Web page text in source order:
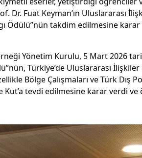
Dr. Fuat Keyman’ın Uluslararası
Ödülü”nün takdim edilmesine
Yönetim Kurulu, 5 Mart 2026
Türkiye’de Uluslararası
Bölge Çalışmaları ve Türk Dış
Kut’a tevdi edilmesine karar verdi